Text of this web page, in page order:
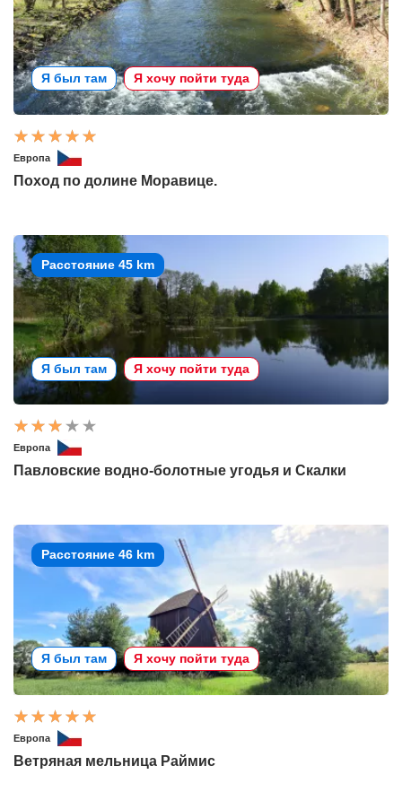
Я был там Я хочу пойти туда
Европа
Поход по долине Моравице.
Расстояние 45 km
Я был там Я хочу пойти туда
Европа
Павловские водно-болотные угодья и Скалки
Расстояние 46 km
Я был там Я хочу пойти туда
Европа
Ветряная мельница Раймис